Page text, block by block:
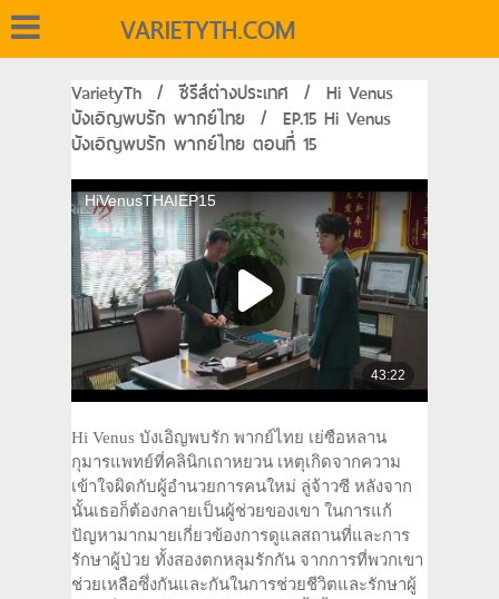
VARIETYTH.COM
VarietyTh / ซีรีส์ต่างประเทศ / Hi Venus
บังเอิญพบรัก พากย์ไทย / EP.15 Hi Venus
บังเอิญพบรัก พากย์ไทย ตอนที่ 15
Hi Venus บังเอิญพบรัก พากย์ไทย เย่ซือหลาน
กุมารแพทย์ที่คลินิกเถาหยวน เหตุเกิดจากความ
เข้าใจผิดกับผู้อำนวยการคนใหม่ ลู่จ้าวซี หลังจาก
นั้นเธอก็ต้องกลายเป็นผู้ช่วยของเขา ในการแก้
ปัญหามากมายเกี่ยวข้องการดูแลสถานที่และการ
รักษาผู้ป่วย ทั้งสองตกหลุมรักกัน จากการที่พวกเขา
ช่วยเหลือซึ่งกันและกันในการช่วยชีวิตและรักษาผู้